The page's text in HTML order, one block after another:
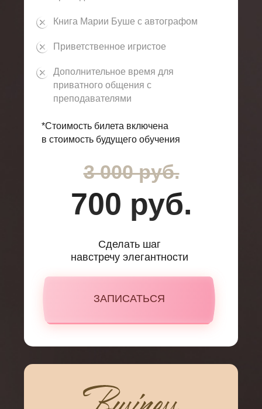
*Стоимость билета включена
в стоимость будущего обучения
Сделать шаг
навстречу элегантности
3 000 руб.
700 руб.
Книга Марии Буше с автографом
Приветственное игристое
Дополнительное время для
приватного общения с
преподавателями
ЗАПИСАТЬСЯ